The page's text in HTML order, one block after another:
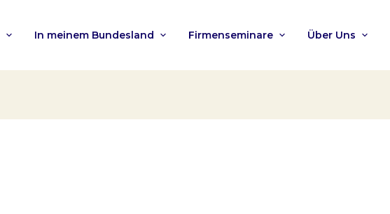
In meinem Bundesland Firmenseminare Über Uns